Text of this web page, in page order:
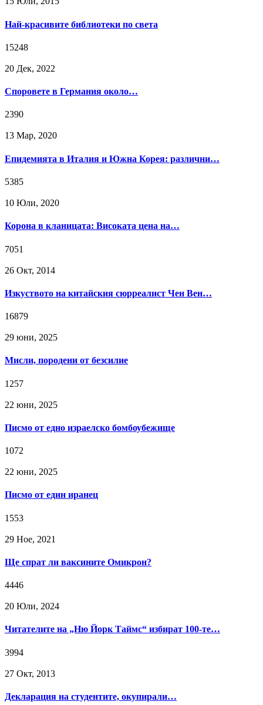
Най-красивите библиотеки по света
15248
20 Дек, 2022
Споровете в Германия около…
2390
13 Мар, 2020
Епидемията в Италия и Южна Корея: различни…
5385
10 Юли, 2020
Корона в кланицата: Високата цена на…
7051
26 Окт, 2014
Изкуството на китайския сюрреалист Чен Вен…
16879
29 юни, 2025
Мисли, породени от безсилие
1257
22 юни, 2025
Писмо от едно израелско бомбоубежище
1072
22 юни, 2025
Писмо от един иранец
1553
29 Ное, 2021
Ще спрат ли ваксините Омикрон?
4446
20 Юли, 2024
Читателите на „Ню Йорк Таймс“ избират 100-те…
3994
27 Окт, 2013
Декларация на студентите, окупирали…